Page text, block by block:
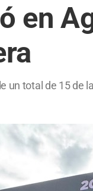
en
un total de 15